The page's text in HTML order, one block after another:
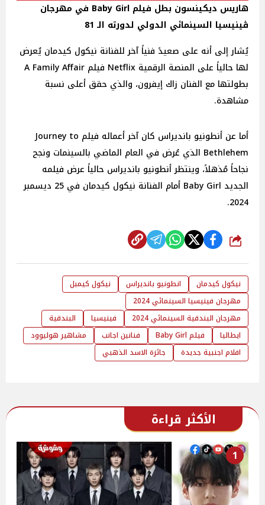
هاريس ديكينسون بطل فيلم Baby Girl في مهرجان
ڤينيسيا السينمائي الدولي لدورته الـ 81
يُشار إلى أنه على صعيدً فنياً آخر للفنانة نيكول كيدمان يُعرض
لها حالياً على المنصة الرقمية Netflix فيلم A Family Affair
بطولتها مع الفنان زاك إيفرون، والذي حقق أعلى نسبة
مشاهدة.
أما عن أنطونيو بانديراس كان آخر أعماله فيلم Journey to
Bethlehem الذي عُرض في العام الماضي بالسينمات ونجح
نجاحاً مُذهلاً، وينتظر أنطونيو بانديراس حالياً عرض فيلمه
الجديد Baby Girl أمام الفنانة نيكول كيدمان في 25 ديسمبر
2024.
شارك
نيكول كيدمان انطونيو بانديراس
نيكول كيمبل
مهرجان فينيسيا السينمائي 2024
مهرجان البندقية السينمائي 2024
فينيسيا
البندقية
ايطاليا
فيلم Baby Girl فنانين اجانب
مشاهير هوليوود
افلام اجنبية جديدة
جائزة الاسد الذهبي
الأكثر قراءة
1